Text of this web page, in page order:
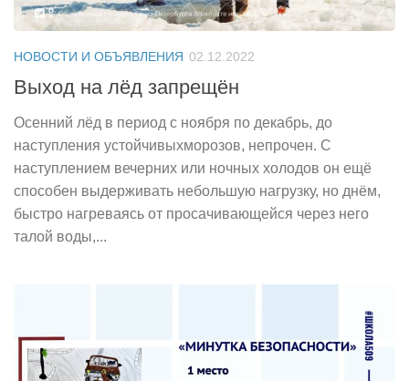
НОВОСТИ И ОБЪЯВЛЕНИЯ 02.12.2022
Выход на лёд запрещён
Осенний лёд в период с ноября по декабрь, до
наступления устойчивыхморозов, непрочен. С
наступлением вечерних или ночных холодов он ещё
способен выдерживать небольшую нагрузку, но днём,
быстро нагреваясь от просачивающейся через него
талой воды,...